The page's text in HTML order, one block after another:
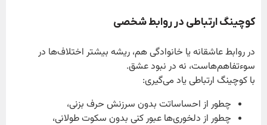
کوچینگ ارتباطی در روابط شخصی
در روابط عاشقانه یا خانوادگی هم، ریشه بیشتر اختلاف‌ها در
سوءتفاهم‌هاست، نه در نبود عشق.
با کوچینگ ارتباطی یاد می‌گیری:
چطور از احساساتت بدون سرزنش حرف بزنی،
چطور از دلخوری‌ها عبور کنی بدون سکوت طولانی،